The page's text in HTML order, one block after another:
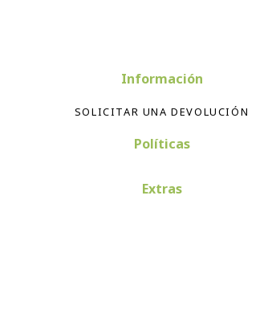
Información
SOLICITAR UNA DEVOLUCIÓN
Políticas
Extras